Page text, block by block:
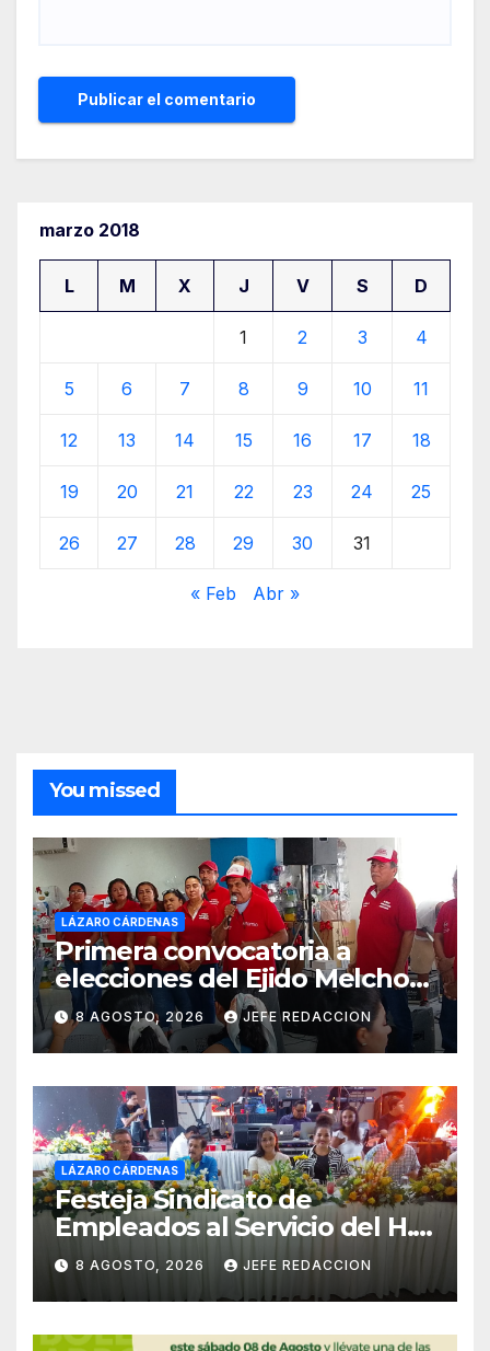
marzo 2018
L M X J V S D
1 2 3 4
5 6 7 8 9 10 11
12 13 14 15 16 17 18
19 20 21 22 23 24 25
26 27 28 29 30 31
« Feb Abr »
You missed
LÁZARO CÁRDENAS
Primera convocatoria a
elecciones del Ejido Melchor
Ocampo en Lázaro Cárdenas
el domingo
8 AGOSTO, 2026 JEFE REDACCION
LÁZARO CÁRDENAS
Festeja Sindicato de
Empleados al Servicio del H.
Ayuntamiento de LZC Día del
Empleado Municipal
8 AGOSTO, 2026 JEFE REDACCION